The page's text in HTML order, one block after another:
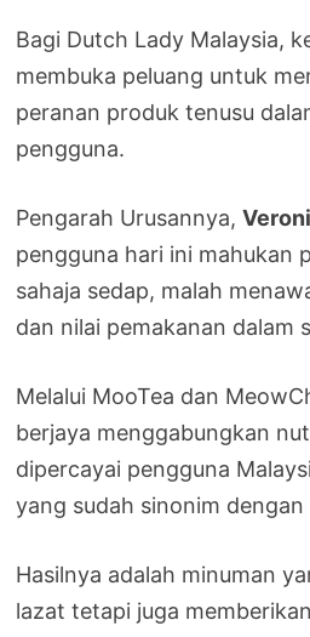
Bagi Dutch Lady Malaysia,
membuka peluang untuk
peranan produk tenusu
pengguna.
Pengarah Urusannya,
pengguna hari ini mahukan
sahaja sedap, malah
dan nilai pemakanan dalam
Melalui MooTea dan
berjaya menggabungkan
dipercayai pengguna
yang sudah sinonim dengan
Hasilnya adalah minuman
lazat tetapi juga